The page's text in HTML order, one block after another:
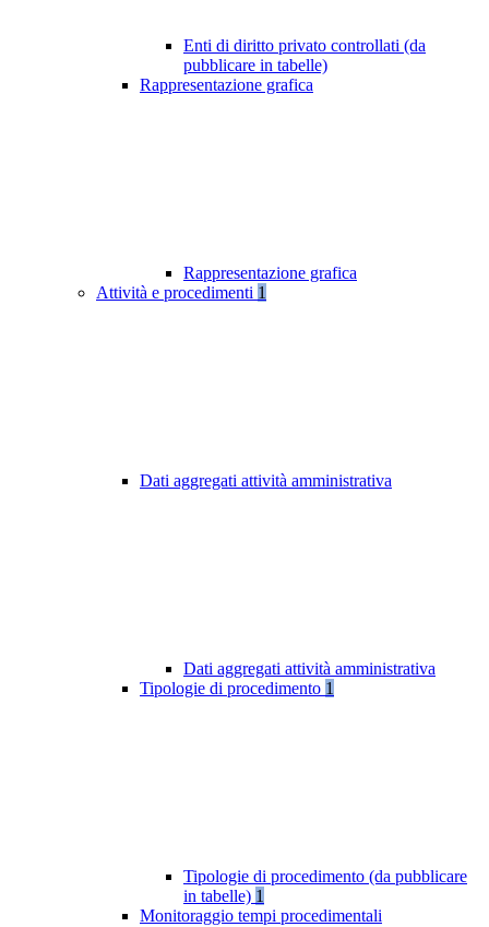
Enti di diritto privato controllati (da
pubblicare in tabelle)
Rappresentazione grafica
Rappresentazione grafica
Attività e procedimenti 1
Dati aggregati attività amministrativa
Dati aggregati attività amministrativa
Tipologie di procedimento 1
Tipologie di procedimento (da pubblicare
in tabelle) 1
Monitoraggio tempi procedimentali